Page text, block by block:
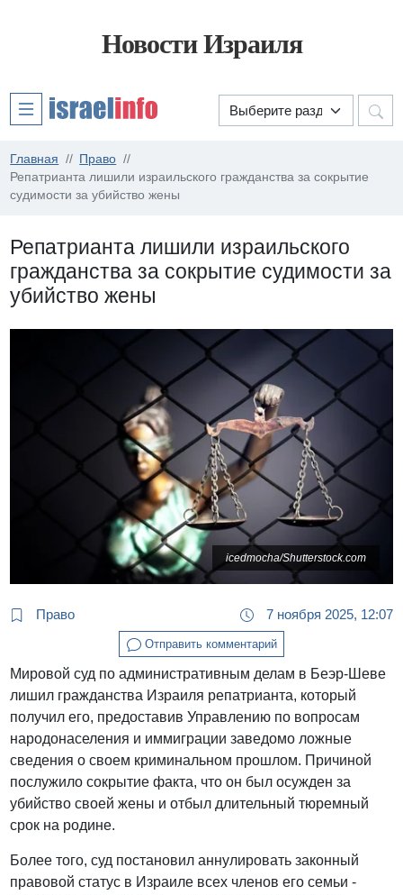
Новости Израиля
Главная
Право
Репатрианта лишили израильского гражданства за сокрытие
судимости за убийство жены
Репатрианта лишили израильского
гражданства за сокрытие судимости за
убийство жены
icedmocha/Shutterstock.com
Право 7 ноября 2025, 12:07
Отправить комментарий
Мировой суд по административным делам в Беэр-Шеве
лишил гражданства Израиля репатрианта, который
получил его, предоставив Управлению по вопросам
народонаселения и иммиграции заведомо ложные
сведения о своем криминальном прошлом. Причиной
послужило сокрытие факта, что он был осужден за
убийство своей жены и отбыл длительный тюремный
срок на родине.
Более того, суд постановил аннулировать законный
правовой статус в Израиле всех членов его семьи -